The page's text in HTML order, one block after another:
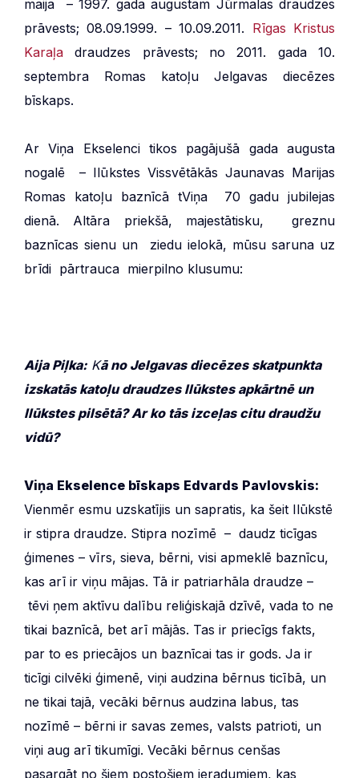
maija – 1997. gada augustam Jūrmalas draudzes
prāvests; 08.09.1999. – 10.09.2011. Rīgas Kristus
Karaļa draudzes prāvests; no 2011. gada 10.
septembra Romas katoļu Jelgavas diecēzes
bīskaps.
Ar Viņa Ekselenci tikos pagājušā gada augusta
nogalē – Ilūkstes Vissvētākās Jaunavas Marijas
Romas katoļu baznīcā tViņa 70 gadu jubilejas
dienā. Altāra priekšā, majestātisku, greznu
baznīcas sienu un ziedu ielokā, mūsu saruna uz
brīdi pārtrauca mierpilno klusumu:
Aija Piļka: Kā no Jelgavas diecēzes skatpunkta
izskatās katoļu draudzes Ilūkstes apkārtnē un
Ilūkstes pilsētā? Ar ko tās izceļas citu draudžu
vidū?
Viņa Ekselence bīskaps Edvards Pavlovskis:
Vienmēr esmu uzskatījis un sapratis, ka šeit Ilūkstē
ir stipra draudze. Stipra nozīmē – daudz ticīgas
ģimenes – vīrs, sieva, bērni, visi apmeklē baznīcu,
kas arī ir viņu mājas. Tā ir patriarhāla draudze –
tēvi ņem aktīvu dalību reliģiskajā dzīvē, vada to ne
tikai baznīcā, bet arī mājās. Tas ir priecīgs fakts,
par to es priecājos un baznīcai tas ir gods. Ja ir
ticīgi cilvēki ģimenē, viņi audzina bērnus ticībā, un
ne tikai tajā, vecāki bērnus audzina labus, tas
nozīmē – bērni ir savas zemes, valsts patrioti, un
viņi aug arī tikumīgi. Vecāki bērnus cenšas
pasargāt no šiem postošiem ieradumiem, kas